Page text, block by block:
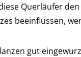
Querläufer den
beeinflussen,
gut